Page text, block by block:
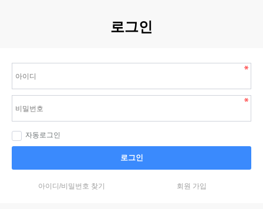
로그인
자동로그인
로그인
아이디/비밀번호 찾기 회원 가입